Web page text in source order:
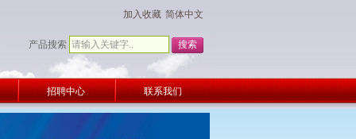
加入收藏 简体中文
产品搜索
招聘中心 联系我们